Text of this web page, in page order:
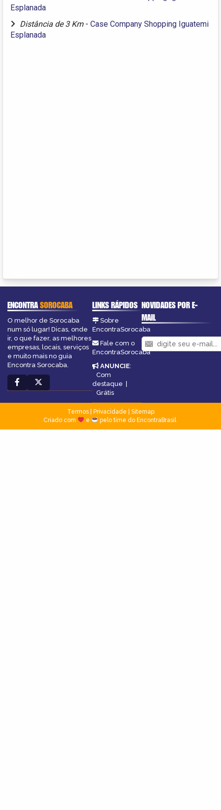
Esplanada
Distância de 3 Km - Case Company Shopping Iguatemi
Esplanada
ENCONTRASOROCABA
O melhor de Sorocaba
num só lugar! Dicas, onde
ir, o que fazer, as melhores
empresas, locais, serviços
e muito mais no guia
Encontra Sorocaba.
LINKS RÁPIDOS
Sobre
EncontraSorocaba
Fale com o
EncontraSorocaba
ANUNCIE:
Com
destaque |
Grátis
NOVIDADES POR E-
MAIL
Termos| Privacidade
Sitemap
Criado com
e pelo time do EncontraBrasil